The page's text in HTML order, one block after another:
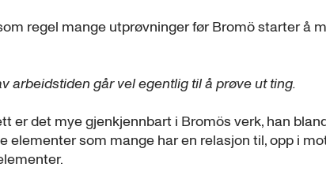
regel mange utprøvninger før Bromö starter å
arbeidstiden går vel egentlig til å prøve ut ting.
er det mye gjenkjennbart i Bromös verk, han
elementer som mange har en relasjon til, opp i